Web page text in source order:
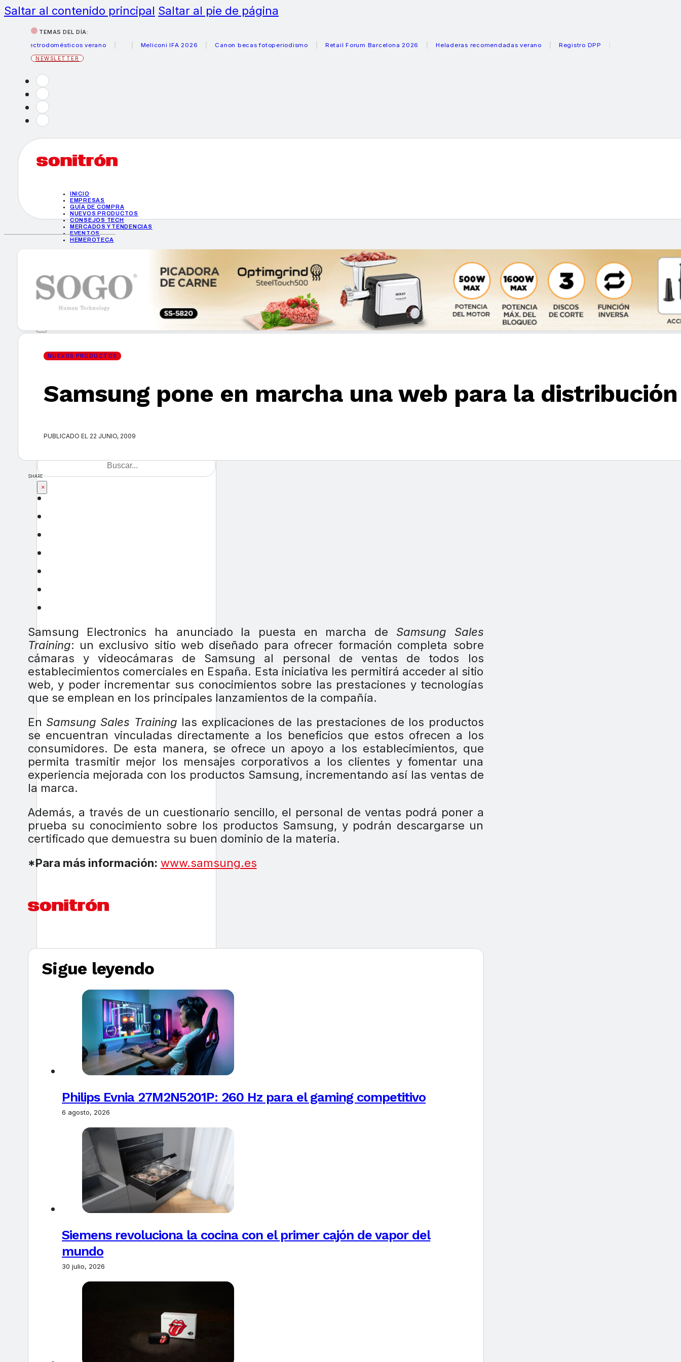
Saltar al contenido principal Saltar al pie de página
TEMAS DEL DÍA:
verano
Meliconi IFA 2026 Canon becas fotoperiodismo Retail Forum Barcelona 2026 Heladeras recomendadas verano Registro DPP
NEWSLETTER
INICIO
EMPRESAS
GUÍA DE COMPRA
NUEVOS PRODUCTOS
CONSEJOS TECH
MERCADOS Y TENDENCIAS
EVENTOS
HEMEROTECA
GUÍA DE COMPRA
NUEVOS PRODUCTOS
CONSEJOS TECH
MERCADOS Y TENDENCIAS
HEMEROTECA
Encuentra tu noticia
×
NUEVOS PRODUCTOS
Samsung pone en marcha una web para la distribución
PUBLICADO EL 22 JUNIO, 2009
SHARE
Samsung Electronics ha anunciado la puesta en marcha de Samsung Sales
Training: un exclusivo sitio web diseñado para ofrecer formación completa sobre
cámaras y videocámaras de Samsung al personal de ventas de todos los
establecimientos comerciales en España. Esta iniciativa les permitirá acceder al sitio
web, y poder incrementar sus conocimientos sobre las prestaciones y tecnologías
que se emplean en los principales lanzamientos de la compañía.
En Samsung Sales Training las explicaciones de las prestaciones de los productos
se encuentran vinculadas directamente a los beneficios que estos ofrecen a los
consumidores. De esta manera, se ofrece un apoyo a los establecimientos, que
permita trasmitir mejor los mensajes corporativos a los clientes y fomentar una
experiencia mejorada con los productos Samsung, incrementando así las ventas de
la marca.
Además, a través de un cuestionario sencillo, el personal de ventas podrá poner a
prueba su conocimiento sobre los productos Samsung, y podrán descargarse un
certificado que demuestra su buen dominio de la materia.
*Para más información: www.samsung.es
Sigue leyendo
Philips Evnia 27M2N5201P: 260 Hz para el gaming competitivo
6 agosto, 2026
Siemens revoluciona la cocina con el primer cajón de vapor del
mundo
30 julio, 2026